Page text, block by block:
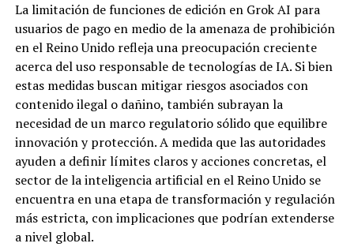
La limitación de funciones de edición en Grok AI para
usuarios de pago en medio de la amenaza de prohibición
en el Reino Unido refleja una preocupación creciente
acerca del uso responsable de tecnologías de IA. Si bien
estas medidas buscan mitigar riesgos asociados con
contenido ilegal o dañino, también subrayan la
necesidad de un marco regulatorio sólido que equilibre
innovación y protección. A medida que las autoridades
ayuden a definir límites claros y acciones concretas, el
sector de la inteligencia artificial en el Reino Unido se
encuentra en una etapa de transformación y regulación
más estricta, con implicaciones que podrían extenderse
a nivel global.